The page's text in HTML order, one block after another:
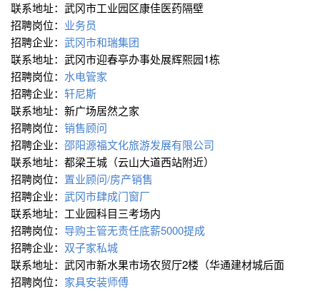
联系地址：武冈市工业园区康佳医药隔壁
招聘岗位： 业务员
招聘企业： 武冈市和瑞集团
联系地址：武冈市迎春亭办事处展辉熙园1栋
招聘岗位： 水电管家
招聘企业： 轩尼斯
联系地址：新广场居然之家
招聘岗位： 销售顾问
招聘企业： 邵阳源福文化旅游发展有限公司
联系地址：都梁王城（云山大道西站附近）
招聘岗位： 置业顾问/房产销售
招聘企业： 武冈市肆成门窗厂
联系地址：工业园科目三考场内
招聘岗位： 导购主管无责任底薪5000提成
招聘企业： 双子家私城
联系地址：武冈市新水果市场农贸厅2楼（华通建材城后面
招聘岗位： 家具安装师傅